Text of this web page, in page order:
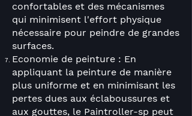
confortables et des mécanismes
qui minimisent l'effort physique
nécessaire pour peindre de grandes
surfaces.
Economie de peinture : En
appliquant la peinture de manière
plus uniforme et en minimisant les
pertes dues aux éclaboussures et
aux gouttes, le Paintroller-sp peut